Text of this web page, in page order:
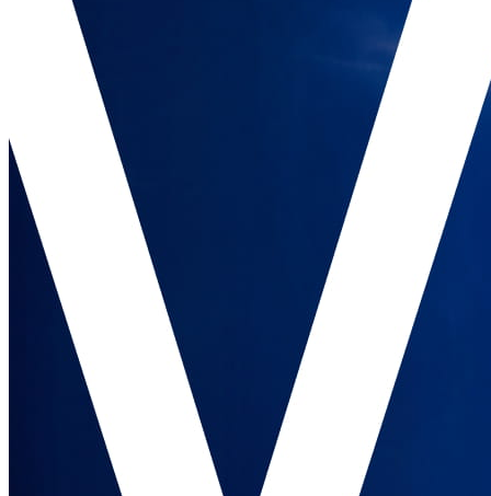
Square Handheld
Square Reader
Accesorios
Todos los dispositivos
Recursos
Centro de aplicaciones
Blog
Opiniones de negocios
Registro de funciones
Hoja de ruta
Centro de ayuda
Comunidad Square